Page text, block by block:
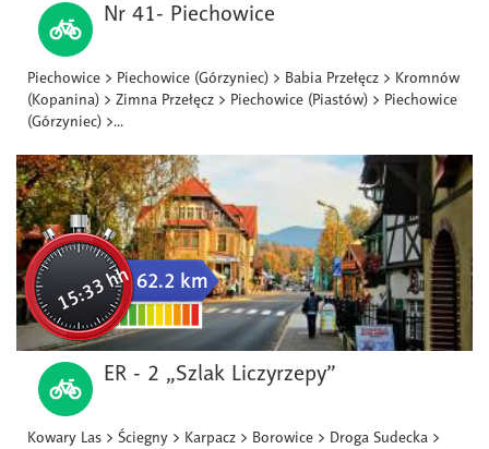
Nr 41- Piechowice
Piechowice > Piechowice (Górzyniec) > Babia Przełęcz > Kromnów
(Kopanina) > Zimna Przełęcz > Piechowice (Piastów) > Piechowice
(Górzyniec) >...
15:33 hh62.2 km
ER - 2 „Szlak Liczyrzepy”
Kowary Las > Ściegny > Karpacz > Borowice > Droga Sudecka >